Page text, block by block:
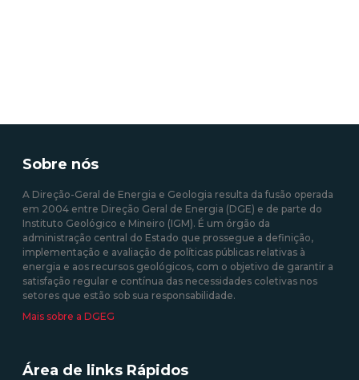
Sobre nós
A Direção-Geral de Energia e Geologia resulta da fusão operada
em 2004 entre Direção Geral de Energia (DGE) e de parte do
Instituto Geológico e Mineiro (IGM). É um órgão da
administração central do Estado que prossegue a definição,
implementação e avaliação de políticas públicas relativas à
energia e aos recursos geológicos, com o objetivo de garantir a
satisfação regular e contínua das necessidades coletivas nos
setores que estão sob sua responsabilidade.
Mais sobre a DGEG
Área de links Rápidos